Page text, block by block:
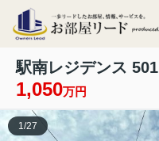
駅南レジデンス 501
1,050万円
1 /27